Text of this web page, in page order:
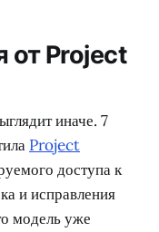
от Project
иначе. 7
Project
доступа к
и исправления
модель уже